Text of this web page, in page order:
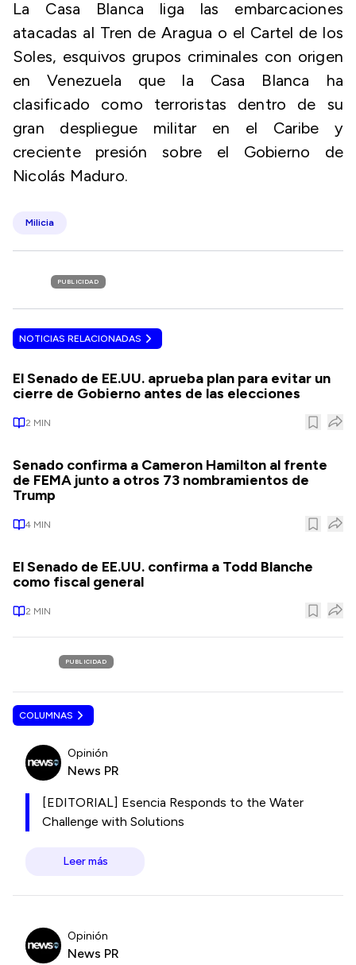
La Casa Blanca liga las embarcaciones
atacadas al Tren de Aragua o el Cartel de los
Soles, esquivos grupos criminales con origen
en Venezuela que la Casa Blanca ha
clasificado como terroristas dentro de su
gran despliegue militar en el Caribe y
creciente presión sobre el Gobierno de
Nicolás Maduro.
Milicia
PUBLICIDAD
NOTICIAS RELACIONADAS
El Senado de EE.UU. aprueba plan para evitar un
cierre de Gobierno antes de las elecciones
2 MIN
Senado confirma a Cameron Hamilton al frente
de FEMA junto a otros 73 nombramientos de
Trump
4 MIN
El Senado de EE.UU. confirma a Todd Blanche
como fiscal general
2 MIN
PUBLICIDAD
COLUMNAS
Opinión
News PR
[EDITORIAL] Esencia Responds to the Water
Challenge with Solutions
Leer más
Opinión
News PR